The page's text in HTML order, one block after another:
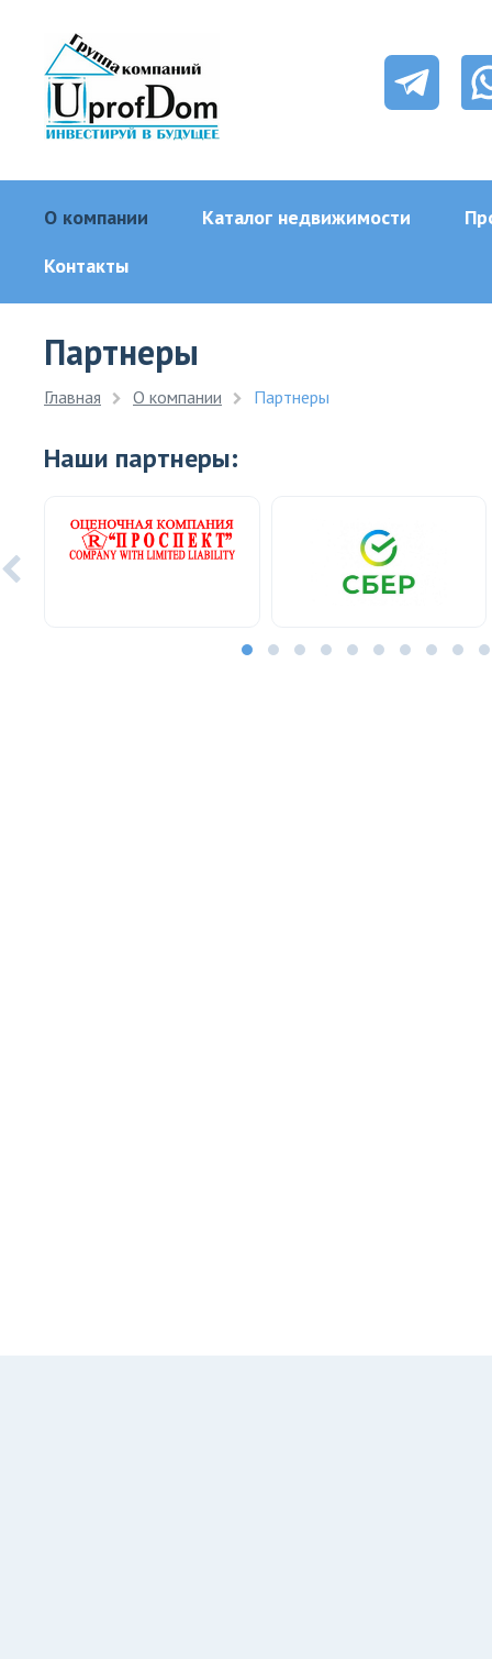
О компании Каталог недвижимости
Контакты
Партнеры
Главная О компании Партнеры
Наши партнеры: